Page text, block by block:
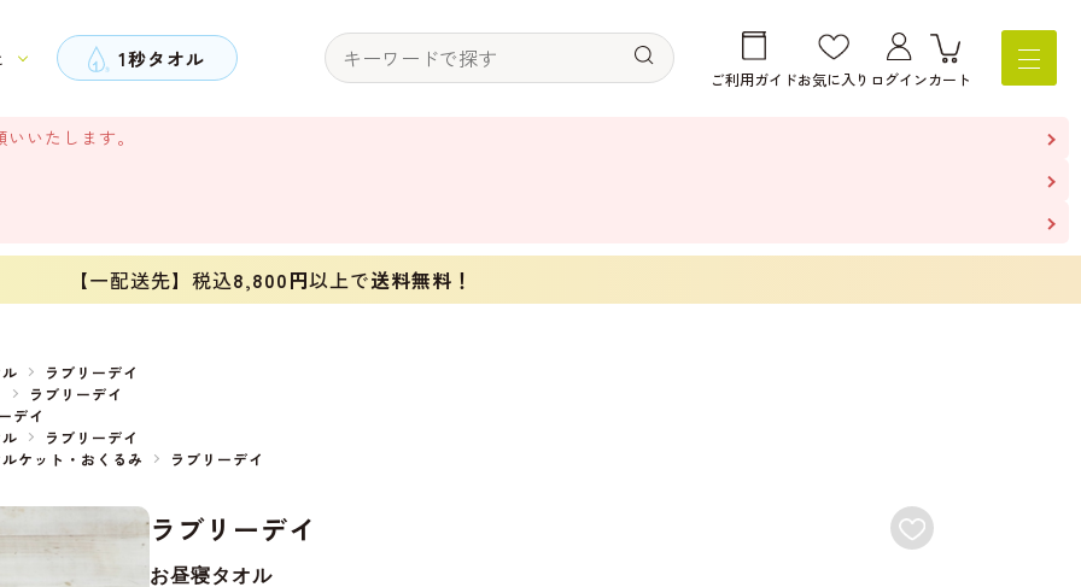
1秒タオル
ご利用ガイドお気に入り ログインカート
いたします。
【一配送先】税込8,800円以上で送料無料！
ラブリーデイ
ラブリーデイ
デイ
ラブリーデイ
ケット・おくるみ ラブリーデイ
ラブリーデイ
お昼寝タオル